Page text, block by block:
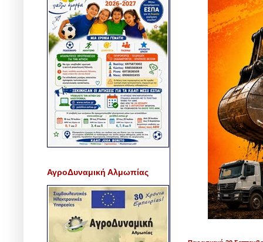
ΑγροΔυναμική Αλμωπίας